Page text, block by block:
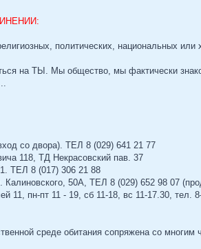
политических, национальных
на ТЫ. Мы общество, мы фактически
со двора). ТЕЛ 8 (029) 641 21 77
118, ТД Некрасовский пав. 37
ТЕЛ 8 (017) 306 21 88
Калиновского, 50А, ТЕЛ 8 (029) 652 98 07
11, пн-пт 11 - 19, сб 11-18, вс 11-17.30, тел.
среде обитания сопряжена со многим